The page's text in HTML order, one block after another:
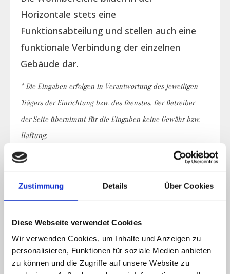
Zustimmung Details Über Cookies
Diese Webseite verwendet Cookies
Wir verwenden Cookies, um Inhalte und Anzeigen zu
personalisieren, Funktionen für soziale Medien anbieten
zu können und die Zugriffe auf unsere Website zu
Horizontale stets eine
Funktionsabteilung und stellen auch eine
funktionale Verbindung der einzelnen
Gebäude dar.
* Die Eingaben erfolgen in Verantwortung des jeweiligen
Trägers der Einrichtung bzw. des Dienstes. Der Betreiber
der Seite übernimmt für die Eingaben keine Gewähr bzw.
Haftung.
Belegungsplan
Einzelzimmer
Doppelzimmer